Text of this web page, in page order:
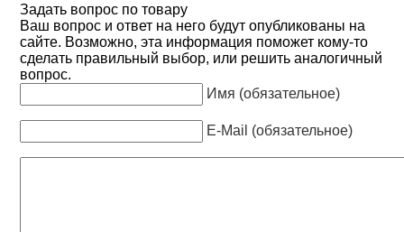
Задать вопрос по товару
Ваш вопрос и ответ на него будут опубликованы на
сайте. Возможно, эта информация поможет кому-то
сделать правильный выбор, или решить аналогичный
вопрос.
Имя (обязательное)
E-Mail (обязательное)